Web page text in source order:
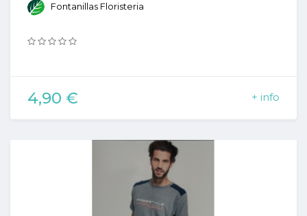
Fontanillas Floristeria
4,90 € + info